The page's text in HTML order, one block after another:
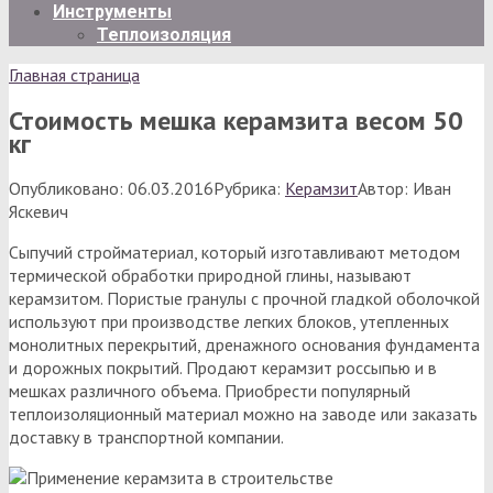
Инструменты
Теплоизоляция
Главная страница
Стоимость мешка керамзита весом 50
кг
Опубликовано: 06.03.2016Рубрика: КерамзитАвтор: Иван
Яскевич
Сыпучий стройматериал, который изготавливают методом
термической обработки природной глины, называют
керамзитом. Пористые гранулы с прочной гладкой оболочкой
используют при производстве легких блоков, утепленных
монолитных перекрытий, дренажного основания фундамента
и дорожных покрытий. Продают керамзит россыпью и в
мешках различного объема. Приобрести популярный
теплоизоляционный материал можно на заводе или заказать
доставку в транспортной компании.